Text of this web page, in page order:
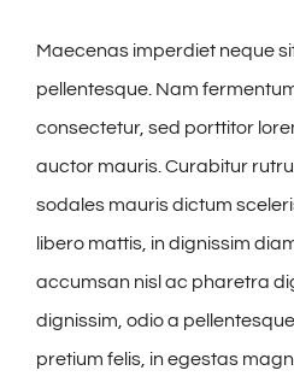
Maecenas imperdiet neque
pellentesque. Nam
consectetur, sed porttitor
auctor mauris. Curabitur
sodales mauris dictum
libero mattis, in dignissim
accumsan nisl ac pharetra
dignissim, odio a
pretium felis, in egestas